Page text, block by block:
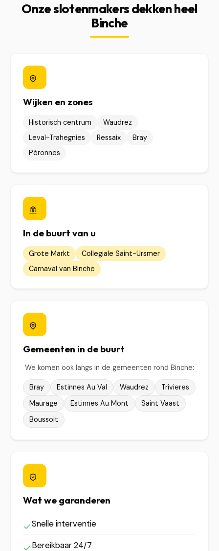
Onze slotenmakers dekken heel
Binche
Wijken en zones
Historisch centrum
Waudrez
Leval-Trahegnies
Ressaix
Bray
Péronnes
In de buurt van u
Grote Markt
Collegiale Saint-Ursmer
Carnaval van Binche
Gemeenten in de buurt
We komen ook langs in de gemeenten rond Binche:
Bray Estinnes Au Val Waudrez
Trivieres
Maurage
Estinnes Au Mont
Saint Vaast
Boussoit
Wat we garanderen
Snelle interventie
Bereikbaar 24/7